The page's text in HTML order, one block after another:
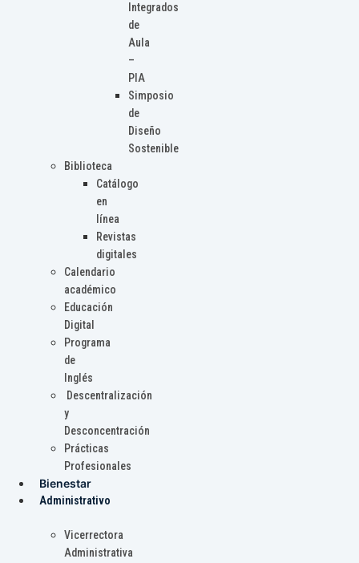
Integrados
de
Aula
–
PIA
Simposio
de
Diseño
Sostenible
Biblioteca
Catálogo
en
línea
Revistas
digitales
Calendario
académico
Educación
Digital
Programa
de
Inglés
Descentralización
y
Desconcentración
Prácticas
Profesionales
Bienestar
Administrativo
Vicerrectora
Administrativa